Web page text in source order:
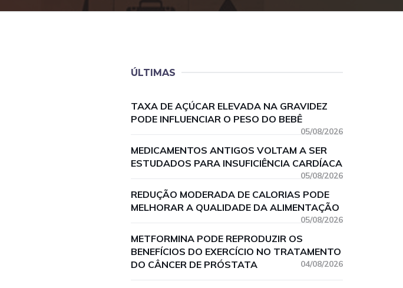
ÚLTIMAS
TAXA DE AÇÚCAR ELEVADA NA GRAVIDEZ
PODE INFLUENCIAR O PESO DO BEBÊ
05/08/2026
MEDICAMENTOS ANTIGOS VOLTAM A SER
ESTUDADOS PARA INSUFICIÊNCIA CARDÍACA
05/08/2026
REDUÇÃO MODERADA DE CALORIAS PODE
MELHORAR A QUALIDADE DA ALIMENTAÇÃO
05/08/2026
METFORMINA PODE REPRODUZIR OS
BENEFÍCIOS DO EXERCÍCIO NO TRATAMENTO
DO CÂNCER DE PRÓSTATA
04/08/2026